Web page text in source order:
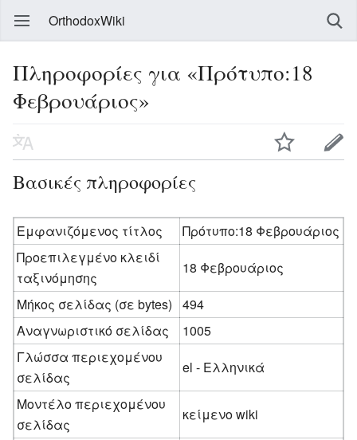
OrthodoxWiki
Πληροφορίες για «Πρότυπο:18
Φεβρουάριος»
Βασικές πληροφορίες
Εμφανιζόμενος τίτλος
Πρότυπο:18 Φεβρουάριος
Προεπιλεγμένο κλειδί
ταξινόμησης
18 Φεβρουάριος
Μήκος σελίδας (σε bytes)
494
Αναγνωριστικό σελίδας
1005
Γλώσσα περιεχομένου
σελίδας
el - Ελληνικά
Μοντέλο περιεχομένου
σελίδας
κείμενο wiki